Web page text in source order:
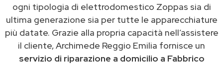
ogni tipologia di elettrodomestico Zoppas sia di
ultima generazione sia per tutte le apparecchiature
più datate. Grazie alla propria capacità nell’assistere
il cliente, Archimede Reggio Emilia fornisce un
servizio di riparazione a domicilio a Fabbrico